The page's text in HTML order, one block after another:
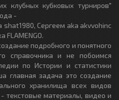
клубных кубковых турниров"
-
Сергеем aka akvvohinc
подробного и понятного
справочника и не побоимся
по Истории и статистики
главная задача это создание
хранилища всех видов
текстовые материалы, видео и